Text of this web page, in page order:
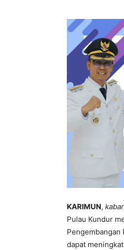
KARIMUN,
Pulau Kundur
Pengembangan
dapat